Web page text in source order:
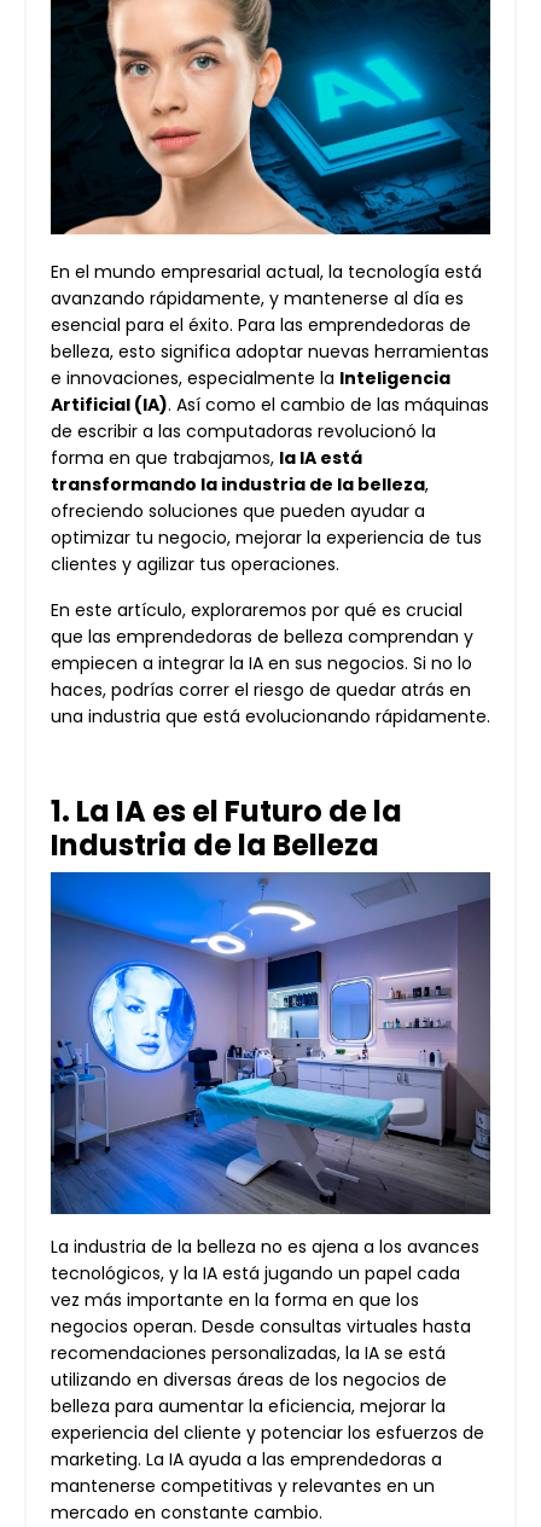
En el mundo empresarial actual, la tecnología está
avanzando rápidamente, y mantenerse al día es
esencial para el éxito. Para las emprendedoras de
belleza, esto significa adoptar nuevas herramientas
e innovaciones, especialmente la Inteligencia
Artificial (IA). Así como el cambio de las máquinas
de escribir a las computadoras revolucionó la
forma en que trabajamos, la IA está
transformando la industria de la belleza,
ofreciendo soluciones que pueden ayudar a
optimizar tu negocio, mejorar la experiencia de tus
clientes y agilizar tus operaciones.
En este artículo, exploraremos por qué es crucial
que las emprendedoras de belleza comprendan y
empiecen a integrar la IA en sus negocios. Si no lo
haces, podrías correr el riesgo de quedar atrás en
una industria que está evolucionando rápidamente.
1. La IA es el Futuro de la
Industria de la Belleza
La industria de la belleza no es ajena a los avances
tecnológicos, y la IA está jugando un papel cada
vez más importante en la forma en que los
negocios operan. Desde consultas virtuales hasta
recomendaciones personalizadas, la IA se está
utilizando en diversas áreas de los negocios de
belleza para aumentar la eficiencia, mejorar la
experiencia del cliente y potenciar los esfuerzos de
marketing. La IA ayuda a las emprendedoras a
mantenerse competitivas y relevantes en un
mercado en constante cambio.